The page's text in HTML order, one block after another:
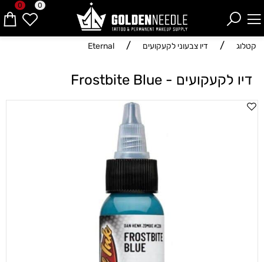
0 0
קטלוג / דיו צבעוני לקעקועים /
Eternal
דיו לקעקועים - Frostbite Blue